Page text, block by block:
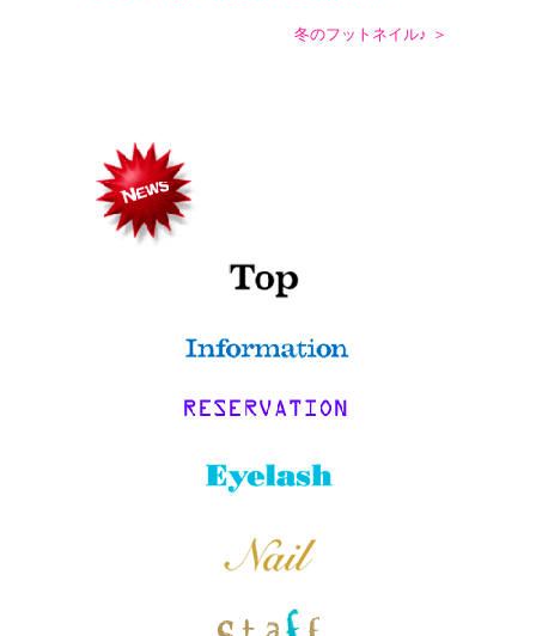
冬のフットネイル♪ ＞